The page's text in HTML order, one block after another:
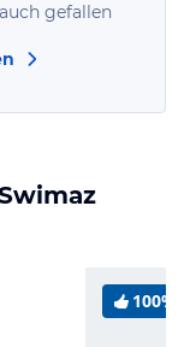
gefallen
100%